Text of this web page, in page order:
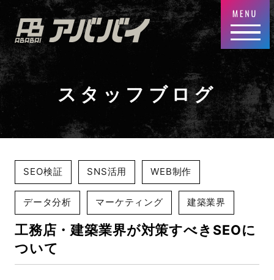
スタッフブログ
SEO検証 SNS活用 WEB制作
データ分析 マーケティング 建築業界
工務店・建築業界が対策すべきSEOに
ついて